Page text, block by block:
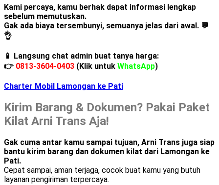
Kami percaya, kamu berhak dapat informasi lengkap
sebelum memutuskan.
Gak ada biaya tersembunyi, semuanya jelas dari awal. 💬
👌
📱 Langsung chat admin buat tanya harga:
👉 0813-3604-0403 (Klik untuk WhatsApp)
Charter Mobil Lamongan ke Pati
Kirim Barang & Dokumen? Pakai Paket
Kilat Arni Trans Aja!
Gak cuma antar kamu sampai tujuan, Arni Trans juga siap
bantu kirim barang dan dokumen kilat dari Lamongan ke
Pati.
Cepat sampai, aman terjaga, cocok buat kamu yang butuh
layanan pengiriman terpercaya.